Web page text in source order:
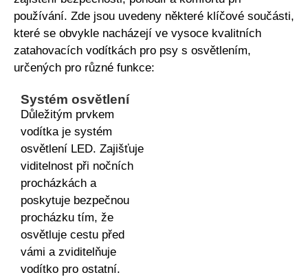
používání. Zde jsou uvedeny některé klíčové součásti,
které se obvykle nacházejí ve vysoce kvalitních
zatahovacích vodítkách pro psy s osvětlením,
určených pro různé funkce:
Systém osvětlení
Důležitým prvkem
vodítka je systém
osvětlení LED. Zajišťuje
viditelnost při nočních
procházkách a
poskytuje bezpečnou
procházku tím, že
osvětluje cestu před
vámi a zviditelňuje
vodítko pro ostatní.